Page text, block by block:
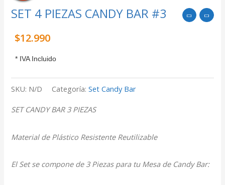
SET 4 PIEZAS CANDY BAR #3
$12.990
* IVA Incluido
SKU: N/D Categoría:Set Candy Bar
SET CANDY BAR 3 PIEZAS
Material de Plástico Resistente Reutilizable
El Set se compone de 3 Piezas para tu Mesa de Candy Bar:
PIEZAS
CANDY
BAR
cantidad